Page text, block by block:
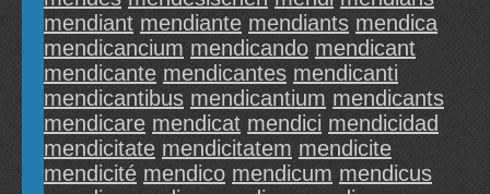
mendiant mendiante mendiants mendica
mendicancium mendicando mendicant
mendicante mendicantes mendicanti
mendicantibus mendicantium mendicants
mendicare mendicat mendici mendicidad
mendicitate mendicitatem mendicite
mendicité mendico mendicum mendicus